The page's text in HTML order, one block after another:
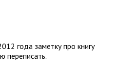
года заметку про книгу
переписать.